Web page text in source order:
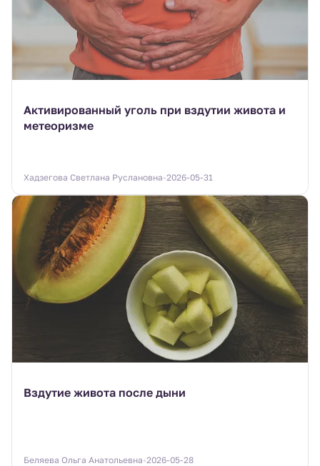
Активированный уголь при вздутии живота и
метеоризме
Хадзегова Светлана Руслановна 2026-05-31
Вздутие живота после дыни
Беляева Ольга Анатольевна 2026-05-28